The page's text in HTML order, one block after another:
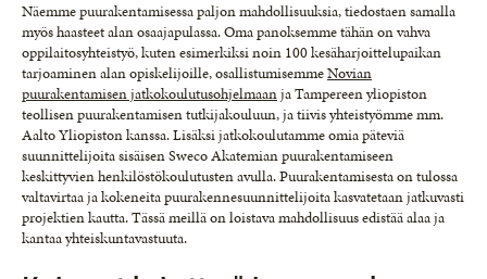
Näemme puurakentamisessa paljon mahdollisuuksia, tiedostaen samalla
myös haasteet alan osaajapulassa. Oma panoksemme tähän on vahva
oppilaitosyhteistyö, kuten esimerkiksi noin 100 kesäharjoittelupaikan
tarjoaminen alan opiskelijoille, osallistumisemmeNovian
puurakentamisen jatkokoulutusohjelmaanja Tampereen yliopiston
teollisen puurakentamisen tutkijakouluun, ja tiivis yhteistyömme mm.
Aalto Yliopiston kanssa. Lisäksi jatkokoulutamme omia päteviä
suunnittelijoita sisäisen Sweco Akatemian puurakentamiseen
keskittyvien henkilöstökoulutusten avulla. Puurakentamisesta on tulossa
valtavirtaa ja kokeneita puurakennesuunnittelijoita kasvatetaan jatkuvasti
projektien kautta. Tässä meillä on loistava mahdollisuus edistää alaa ja
kantaa yhteiskuntavastuuta.